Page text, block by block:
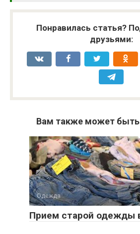
Понравилась статья?
друзьями:
Вам также может быть
Одежда
Прием старой одежды